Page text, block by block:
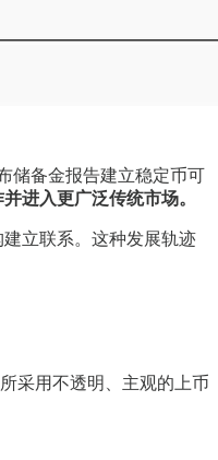
储备金报告建立稳定币可
进入更广泛传统市场。
立联系。这种发展轨迹
采用不透明、主观的上币